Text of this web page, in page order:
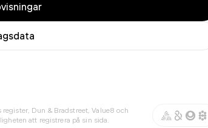
Dun & Bradstreet, Value8 och
att registrera på sin sida.